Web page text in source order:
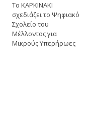
Το ΚΑΡΚΙΝΑΚΙ
σχεδιάζει το Ψηφιακό
Σχολείο του
Μέλλοντος για
Μικρούς Υπερήρωες